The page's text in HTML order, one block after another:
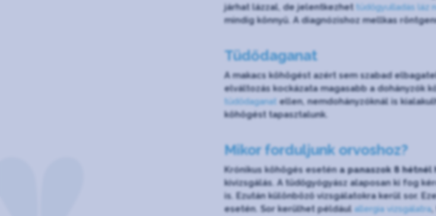
járhat lázzal, de jelentkezhet tüdőgyulladás láz
mindig könnyű. A diagnózishoz mellkas
Tüdődaganat
A makacs köhögést azért sem szabad
elváltozás kockázata magasabb a dohányzók
tüdődaganat ellen, nemdohányzóknál is
köhögést tapasztalunk.
Mikor forduljunk orvoshoz?
Krónikus köhögés eseténa panaszok 8 hétnél
kivizsgálás. A tüdőgyógyász alaposan ki fog
is. Ezután különböző vizsgálatokra kerül sor.
esetén. Sor kerülhet például allergia vizsgálatra,